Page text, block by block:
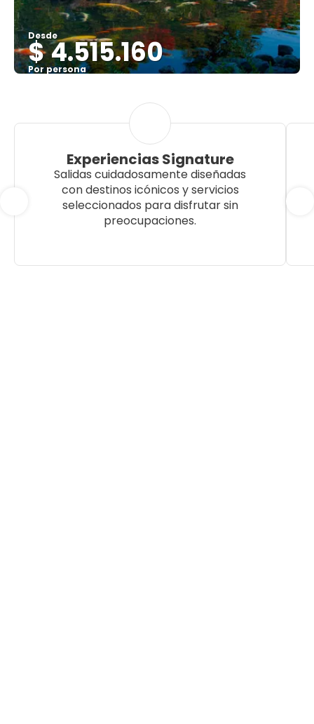
Desde
$ 4.515.160
Por persona
Experiencias Signature
Salidas cuidadosamente diseñadas
con destinos icónicos y servicios
seleccionados para disfrutar sin
preocupaciones.